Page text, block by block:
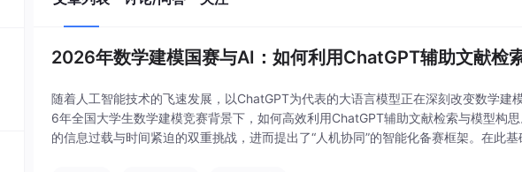
2026年数学建模国赛与AI：如何利用ChatGPT辅助文献检
随着人工智能技术的飞速发展，以ChatGPT为代表的大语言模型正在深刻改变数学建
6年全国大学生数学建模竞赛背景下，如何高效利用ChatGPT辅助文献检索与模型构
的信息过载与时间紧迫的双重挑战，进而提出了“人机协同”的智能化备赛框架。在此